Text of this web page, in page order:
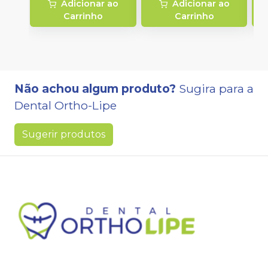
Adicionar ao
Carrinho
Adicionar ao
Carrinho
Não achou algum produto? Sugira para a
Dental Ortho-Lipe
Sugerir produtos